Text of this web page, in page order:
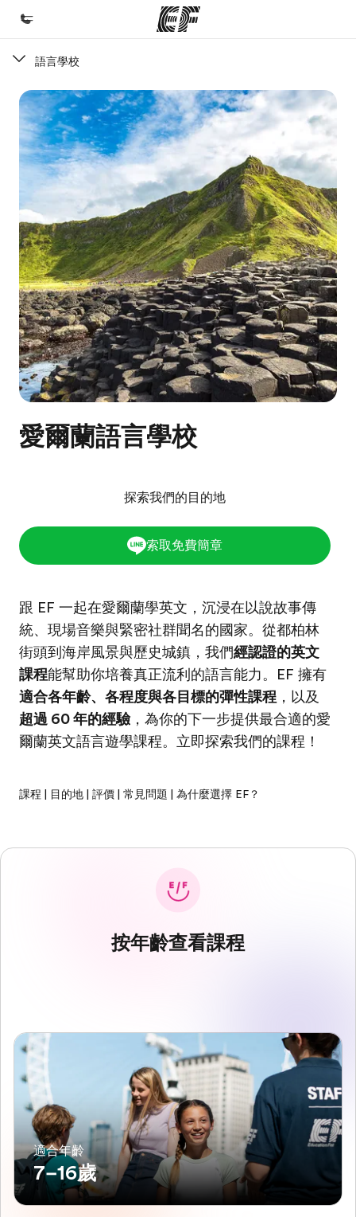
歡迎來到EF
課程
查看所有EF提供的課程
辦公室
查找您附近的辦公室
關於我們
公司資訊
徵才
加入我們
語言學校
愛爾蘭語言學校
跟 EF 一起在愛爾蘭學英文，沉浸在以說故事傳
統、現場音樂與緊密社群聞名的國家。從都柏林
街頭到海岸風景與歷史城鎮，我們經認證的英文
課程能幫助你培養真正流利的語言能力。EF 擁有
適合各年齡、各程度與各目標的彈性課程 ，以及
超過 60 年的經驗，為你的下一步提供最合適的愛
爾蘭英文語言遊學課程。立即探索我們的課程！
課程 目的地 評價 常見問題 為什麼選擇 EF？
探索我們的目的地
索取免費簡章
按年齡查看課程
適合年齡
7–16歲